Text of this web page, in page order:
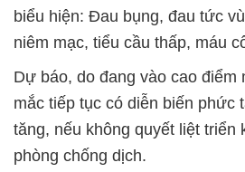
biểu hiện: Đau bụng, đau tức
niêm mạc, tiểu cầu thấp, máu
Dự báo, do đang vào cao điểm
mắc tiếp tục có diễn biến phức
tăng, nếu không quyết liệt triển
phòng chống dịch.